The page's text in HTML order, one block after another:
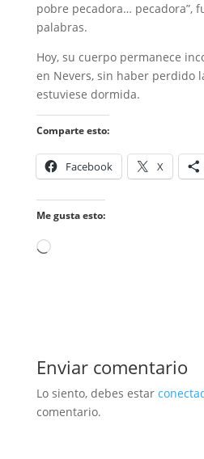
pobre pecadora… pecadora”,
palabras.
Hoy, su cuerpo permanece
en Nevers, sin haber perdido
estuviese dormida.
Comparte esto:
Facebook X
Me gusta esto:
Cargando...
Enviar comentario
Lo siento, debes estar
comentario.